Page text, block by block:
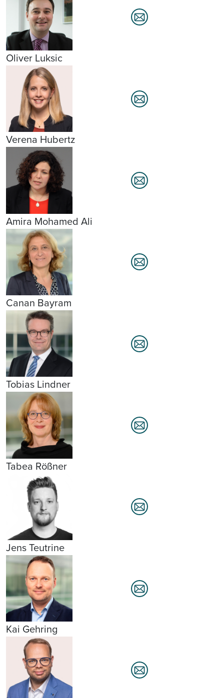
Oliver Luksic
Verena Hubertz
Amira Mohamed Ali
Canan Bayram
Tobias Lindner
Tabea Rößner
Jens Teutrine
Kai Gehring